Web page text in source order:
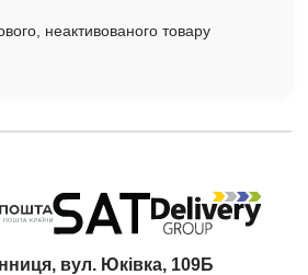
неактивованого товару
вул. Юківка, 109Б